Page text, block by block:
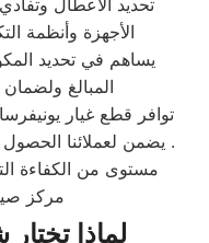
الأجهزة وأنظمة
يساهم في تحديد
المبالغ
توافر قطع غيار
. يضمن لعملائنا
مستوى من الكفاءة
مركز
لماذا